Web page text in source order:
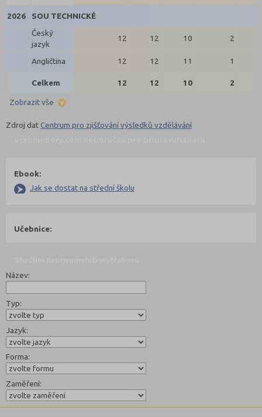
2026
SOU TECHNICKÉ
Český
jazyk
12 12 10 2
Angličtina 12 12 11 1
Celkem 12 12 10 2
Zobrazit vše
Zdroj datCentrum pro zjišťování výsledků vzdělávání
Ebook:
Jak se dostat na střední školu
Učebnice:
Název:
Typ:
Jazyk:
Forma:
Zaměření: